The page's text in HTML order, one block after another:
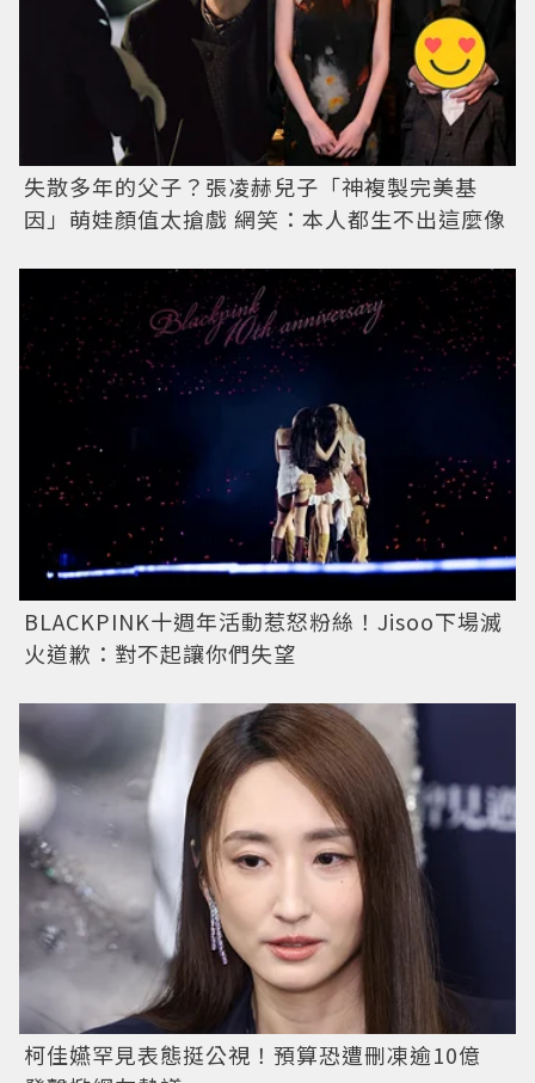
失散多年的父子？張凌赫兒子「神複製完美基
因」萌娃顏值太搶戲 網笑：本人都生不出這麼像
BLACKPINK十週年活動惹怒粉絲！Jisoo下場滅
火道歉：對不起讓你們失望
柯佳嬿罕見表態挺公視！預算恐遭刪凍逾10億